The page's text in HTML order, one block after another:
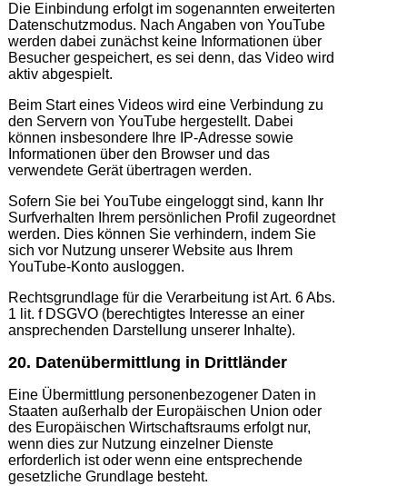
Die Einbindung erfolgt im sogenannten erweiterten
Datenschutzmodus. Nach Angaben von YouTube
werden dabei zunächst keine Informationen über
Besucher gespeichert, es sei denn, das Video wird
aktiv abgespielt.
Beim Start eines Videos wird eine Verbindung zu
den Servern von YouTube hergestellt. Dabei
können insbesondere Ihre IP-Adresse sowie
Informationen über den Browser und das
verwendete Gerät übertragen werden.
Sofern Sie bei YouTube eingeloggt sind, kann Ihr
Surfverhalten Ihrem persönlichen Profil zugeordnet
werden. Dies können Sie verhindern, indem Sie
sich vor Nutzung unserer Website aus Ihrem
YouTube-Konto ausloggen.
Rechtsgrundlage für die Verarbeitung ist Art. 6 Abs.
1 lit. f DSGVO (berechtigtes Interesse an einer
ansprechenden Darstellung unserer Inhalte).
20. Datenübermittlung in Drittländer
Eine Übermittlung personenbezogener Daten in
Staaten außerhalb der Europäischen Union oder
des Europäischen Wirtschaftsraums erfolgt nur,
wenn dies zur Nutzung einzelner Dienste
erforderlich ist oder wenn eine entsprechende
gesetzliche Grundlage besteht.